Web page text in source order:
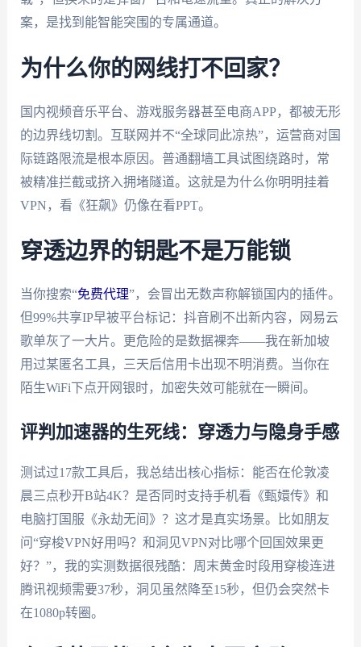
案，是找到能智能突围的专属通道。
为什么你的网线打不回家？
国内视频音乐平台、游戏服务器甚至电商APP，都被无形
的边界线切割。互联网并不“全球同此凉热”，运营商对国
际链路限流是根本原因。普通翻墙工具试图绕路时，常
被精准拦截或挤入拥堵隧道。这就是为什么你明明挂着
VPN，看《狂飙》仍像在看PPT。
穿透边界的钥匙不是万能锁
当你搜索“免费代理”，会冒出无数声称解锁国内的插件。
但99%共享IP早被平台标记：抖音刷不出新内容，网易云
歌单灰了一大片。更危险的是数据裸奔——我在新加坡
用过某匿名工具，三天后信用卡出现不明消费。当你在
陌生WiFi下点开网银时，加密失效可能就在一瞬间。
评判加速器的生死线：穿透力与隐身手感
测试过17款工具后，我总结出核心指标：能否在伦敦凌
晨三点秒开B站4K？是否同时支持手机看《甄嬛传》和
电脑打国服《永劫无间》？这才是真实场景。比如朋友
问“穿梭VPN好用吗？和洞见VPN对比哪个回国效果更
好？”，我的实测数据很残酷：周末黄金时段用穿梭连进
腾讯视频需要37秒，洞见虽然降至15秒，但仍会突然卡
在1080p转圈。